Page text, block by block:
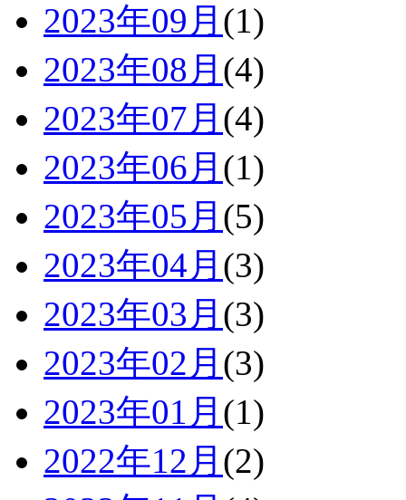
2023年09月 (1)
2023年08月 (4)
2023年07月 (4)
2023年06月 (1)
2023年05月 (5)
2023年04月 (3)
2023年03月 (3)
2023年02月 (3)
2023年01月 (1)
2022年12月 (2)